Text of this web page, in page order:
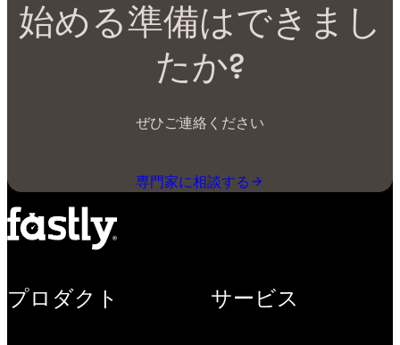
始める準備はできまし
たか?
ぜひご連絡ください
専門家に相談する
プロダクト サービス